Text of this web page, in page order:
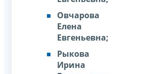
Овчарова
Елена
Евгеньевна;
Рыкова
Ирина